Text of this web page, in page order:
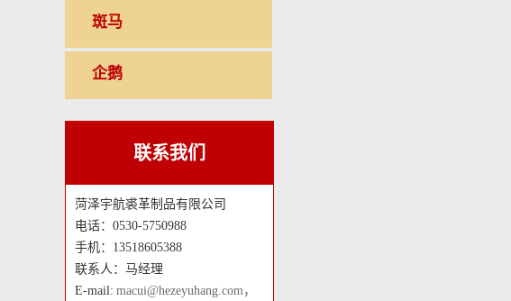
斑马
企鹅
联系我们
菏泽宇航裘革制品有限公司
电话：0530-5750988
手机：13518605388
联系人：马经理
E-mail: macui@hezeyuhang.com，